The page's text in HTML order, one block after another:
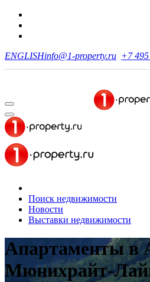
ENGLISHinfo@1-property.ru +7
Поиск недвижимости
Новости
Выставки недвижимости
Апартаменты в
Мюнихрайт-